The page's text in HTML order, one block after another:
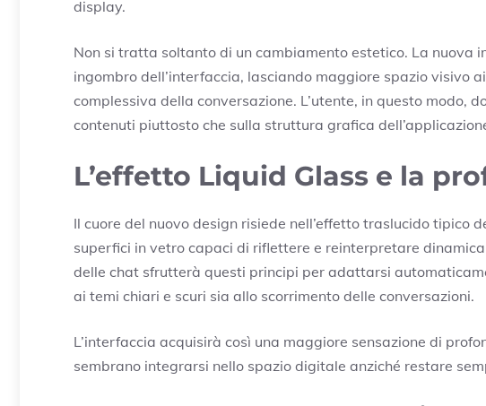
display.
Non si tratta soltanto di un cambiamento estetico. La nuova
ingombro dell’interfaccia, lasciando maggiore spazio visivo
complessiva della conversazione. L’utente, in questo modo,
contenuti piuttosto che sulla struttura grafica
L’effetto Liquid Glass e la
Il cuore del nuovo design risiede nell’effetto traslucido tipico
superfici in vetro capaci di riflettere e reinterpretare
delle chat sfrutterà questi principi per adattarsi
ai temi chiari e scuri sia allo scorrimento delle conversazioni.
L’interfaccia acquisirà così una maggiore sensazione di
sembrano integrarsi nello spazio digitale anziché restare